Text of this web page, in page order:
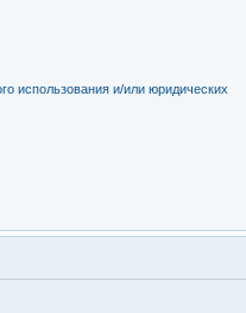
использования и/или юридических